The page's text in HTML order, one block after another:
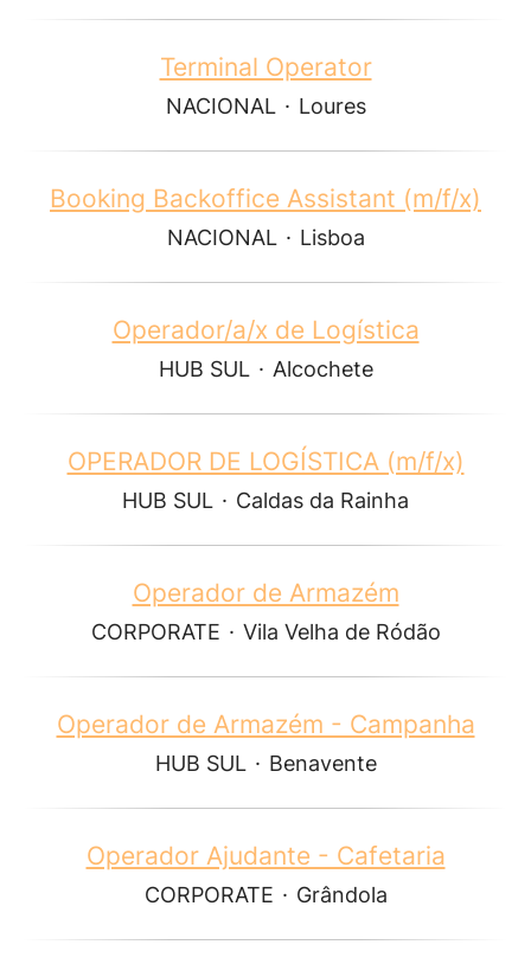
Terminal Operator
NACIONAL · Loures
Booking Backoffice Assistant (m/f/x)
NACIONAL · Lisboa
Operador/a/x de Logística
HUB SUL · Alcochete
OPERADOR DE LOGÍSTICA (m/f/x)
HUB SUL · Caldas da Rainha
Operador de Armazém
CORPORATE · Vila Velha de Ródão
Operador de Armazém - Campanha
HUB SUL · Benavente
Operador Ajudante - Cafetaria
CORPORATE · Grândola